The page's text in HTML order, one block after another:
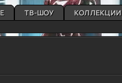
ТВ-ШОУ КОЛЛЕКЦИИ